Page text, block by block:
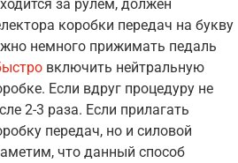
за рулем, должен
коробки передач на букву
немного прижимать педаль
включить нейтральную
Если вдруг процедуру не
2-3 раза. Если прилагать
передач, но и силовой
что данный способ